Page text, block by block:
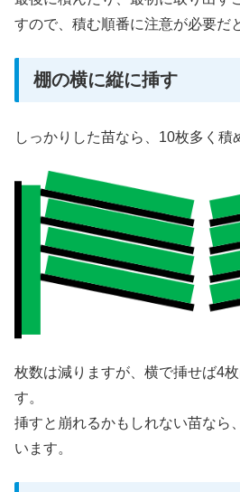
すので、積む順番に注意が必要だ
棚の横に縦に挿す
しっかりした苗なら、10枚多く積
枚数は減りますが、横で挿せば4
す。
挿すと崩れるかもしれない苗なら
います。